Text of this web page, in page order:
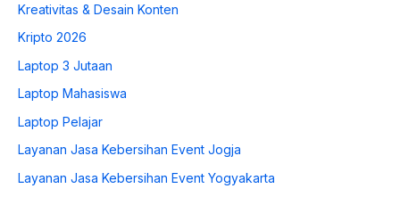
Kreativitas & Desain Konten
Kripto 2026
Laptop 3 Jutaan
Laptop Mahasiswa
Laptop Pelajar
Layanan Jasa Kebersihan Event Jogja
Layanan Jasa Kebersihan Event Yogyakarta